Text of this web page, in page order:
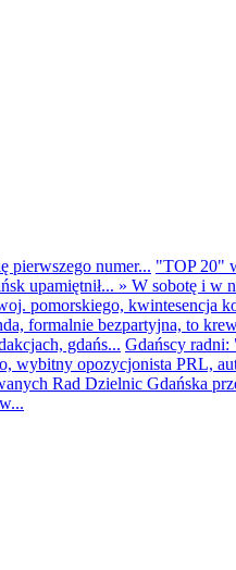
pierwszego numer... "TOP 20"
upamiętnił... » W sobotę i w
pomorskiego, kwintesencja
formalnie bezpartyjna, to
gdańs... Gdańscy
wybitny opozycjonista PRL,
Rad Dzielnic Gdańska